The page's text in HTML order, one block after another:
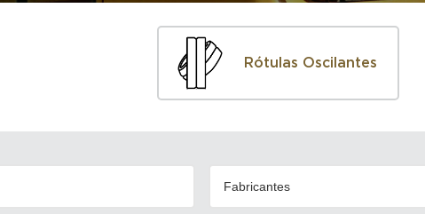
Rótulas Oscilantes
Fabricantes